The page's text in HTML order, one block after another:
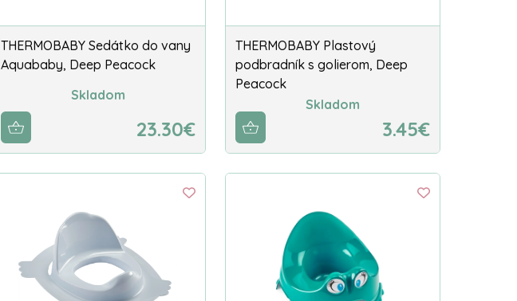
THERMOBABY Sedátko do vany
Aquababy, Deep Peacock
Skladom
23.30€
THERMOBABY Plastový
podbradník s golierom, Deep
Peacock
Skladom
3.45€